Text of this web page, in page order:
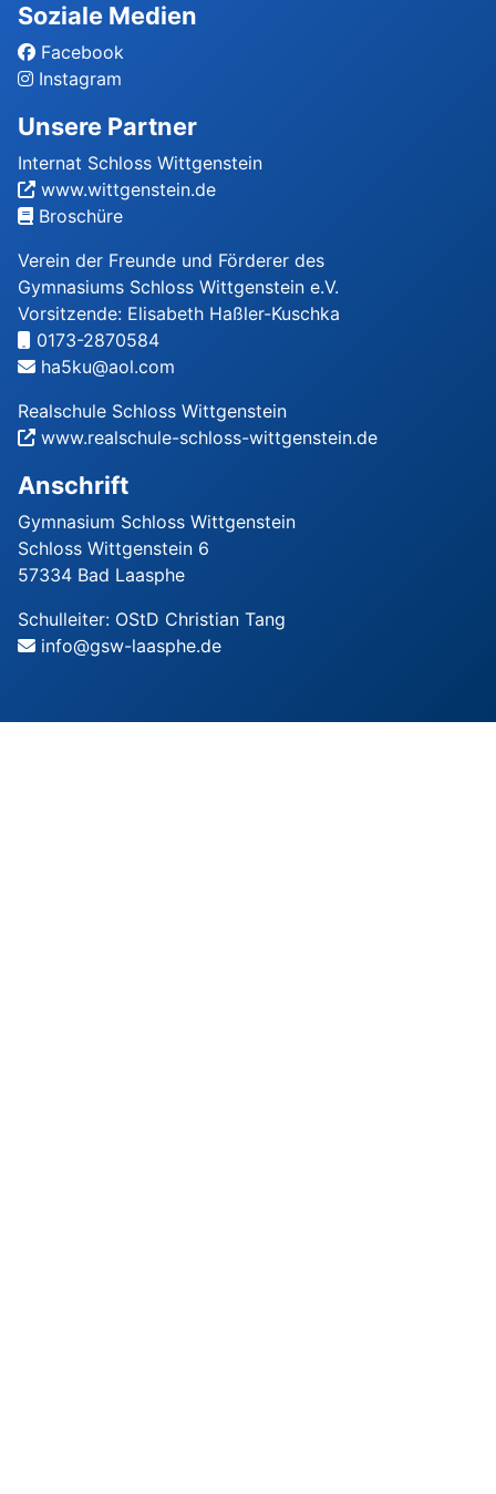
Soziale Medien
Facebook
Instagram
Unsere Partner
Internat Schloss Wittgenstein
www.wittgenstein.de
Broschüre
Verein der Freunde und Förderer des
Gymnasiums Schloss Wittgenstein e.V.
Vorsitzende: Elisabeth Haßler-Kuschka
0173-2870584
ha5ku@aol.com
Realschule Schloss Wittgenstein
www.realschule-schloss-wittgenstein.de
Anschrift
Gymnasium Schloss Wittgenstein
Schloss Wittgenstein 6
57334 Bad Laasphe
Schulleiter: OStD Christian Tang
info@gsw-laasphe.de